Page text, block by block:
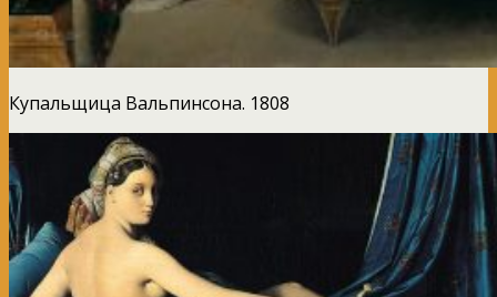
Купальщица Вальпинсона. 1808